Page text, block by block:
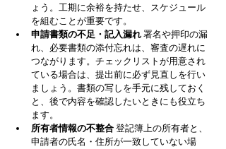
ょう。工期に余裕を持たせ、スケジュール
を組むことが重要です。
申請書類の不足・記入漏れ 署名や押印の漏
れ、必要書類の添付忘れは、審査の遅れに
つながります。チェックリストが用意され
ている場合は、提出前に必ず見直しを行い
ましょう。書類の写しを手元に残しておく
と、後で内容を確認したいときにも役立ち
ます。
所有者情報の不整合 登記簿上の所有者と、
申請者の氏名・住所が一致していない場